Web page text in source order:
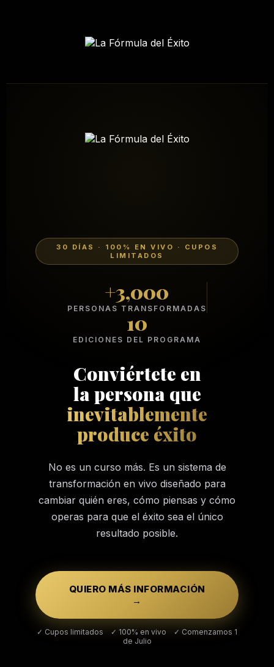
30 DÍAS · 100% EN VIVO · CUPOS
LIMITADOS
+3,000
PERSONAS TRANSFORMADAS
10
EDICIONES DEL PROGRAMA
Conviértete en
la persona que
inevitablemente
produce éxito
No es un curso más. Es un sistema de
transformación en vivo diseñado para
cambiar quién eres, cómo piensas y cómo
operas para que el éxito sea el único
resultado posible.
QUIERO MÁS INFORMACIÓN
→
✓ Cupos limitados ✓ 100% en vivo ✓ Comenzamos 1
de Julio